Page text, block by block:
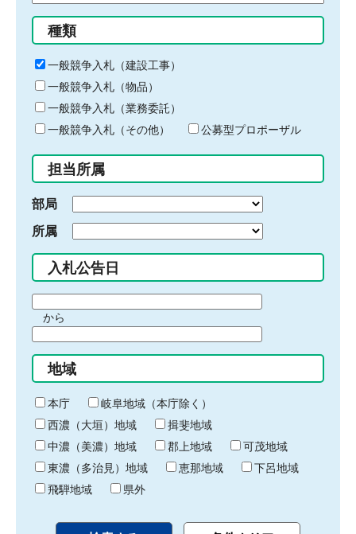
る
キ
ー
ワ
ー
ド
入
力
種類
一般競争入札（建設工事）
一般競争入札（物品）
一般競争入札（業務委託）
一般競争入札（その他）
公募型プロポーザル
担当所属
部局
所属
入札公告日
間
始
り
から
間
終
わ
り
地域
本庁
岐阜地域（本庁除く）
西濃（大垣）地域
揖斐地域
中濃（美濃）地域
郡上地域
可茂地域
東濃（多治見）地域
恵那地域
下呂地域
飛騨地域
県外